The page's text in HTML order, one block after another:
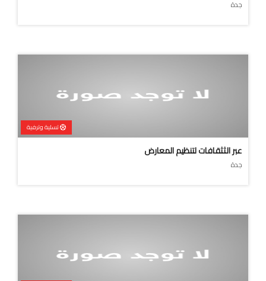
جدة
تسلية وترفية
عبر الثثقافات لتنظيم المعارض
جدة